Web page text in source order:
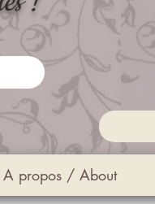
A propos / About